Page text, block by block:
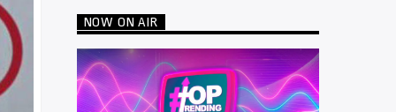
NOW ON AIR